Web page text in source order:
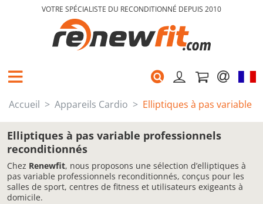
VOTRE SPÉCIALISTE DU RECONDITIONNÉ DEPUIS 2010
Accueil Appareils Cardio Elliptiques à pas variable
Elliptiques à pas variable professionnels
reconditionnés
Chez Renewfit, nous proposons une sélection d’elliptiques à
pas variable professionnels reconditionnés, conçus pour les
salles de sport, centres de fitness et utilisateurs exigeants à
domicile.